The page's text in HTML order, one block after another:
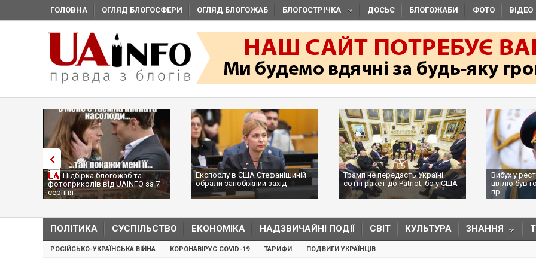
ГОЛОВНА ОГЛЯД БЛОГОСФЕРИ ОГЛЯД БЛОГОЖАБ БЛОГОСТРІЧКА ДОСЬЄ БЛОГОЖАБИ ФОТО ВІДЕО
Підбірка блогожаб та
фотоприколів від UAINFO за 7
серпня
Експослу в США Стефанішиній
обрали запобіжний захід
Трамп не передасть Україні
сотні ракет до Patriot, бо у США
...
Вибух у
ціллю був
пр...
ПОЛІТИКА СУСПІЛЬСТВО ЕКОНОМІКА НАДЗВИЧАЙНІ ПОДІЇ СВІТ КУЛЬТУРА ЗНАННЯ
РОСІЙСЬКО-УКРАЇНСЬКА ВІЙНА КОРОНАВІРУС COVID-19 ТАРИФИ ПОДВИГИ УКРАЇНЦІВ